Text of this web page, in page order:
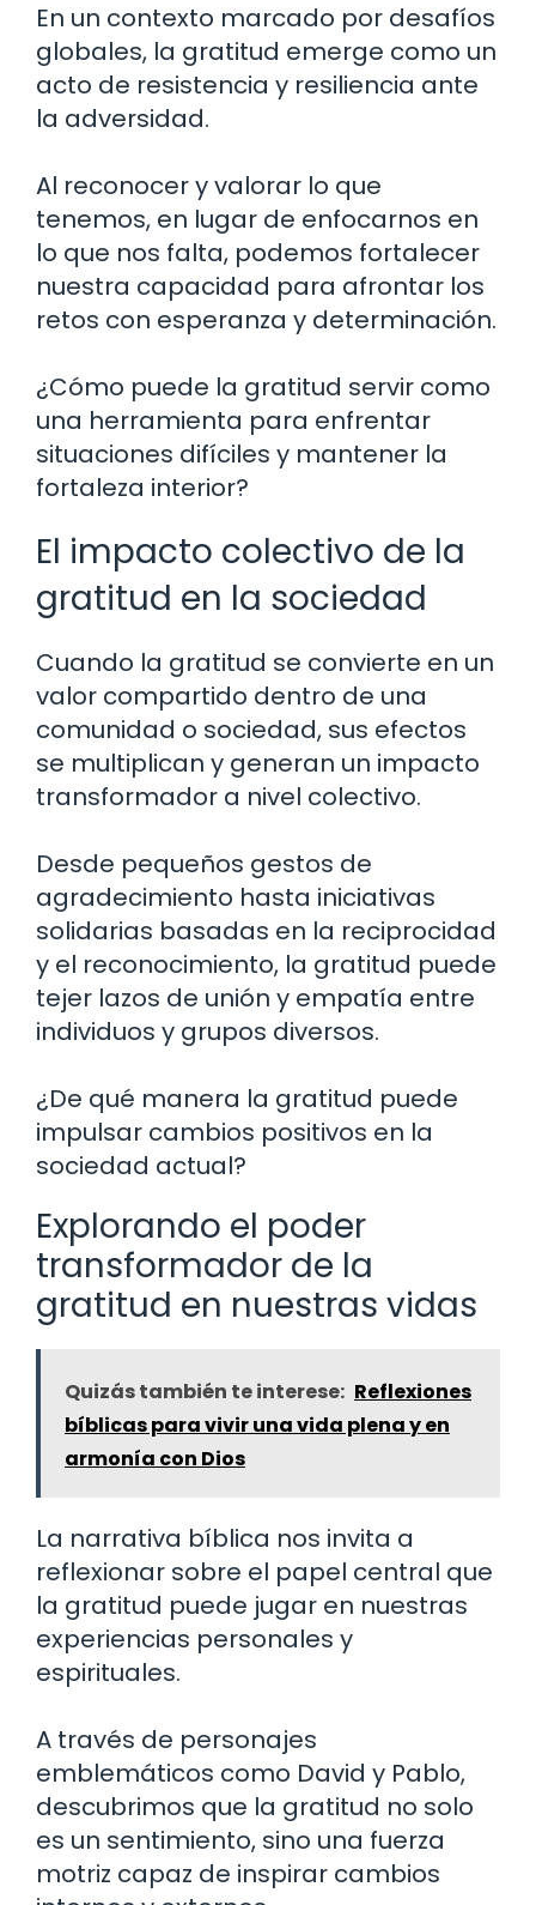
En un contexto marcado por desafíos
globales, la gratitud emerge como un
acto de resistencia y resiliencia ante
la adversidad.
Al reconocer y valorar lo que
tenemos, en lugar de enfocarnos en
lo que nos falta, podemos fortalecer
nuestra capacidad para afrontar los
retos con esperanza y determinación.
¿Cómo puede la gratitud servir como
una herramienta para enfrentar
situaciones difíciles y mantener la
fortaleza interior?
El impacto colectivo de la
gratitud en la sociedad
Cuando la gratitud se convierte en un
valor compartido dentro de una
comunidad o sociedad, sus efectos
se multiplican y generan un impacto
transformador a nivel colectivo.
Desde pequeños gestos de
agradecimiento hasta iniciativas
solidarias basadas en la reciprocidad
y el reconocimiento, la gratitud puede
tejer lazos de unión y empatía entre
individuos y grupos diversos.
¿De qué manera la gratitud puede
impulsar cambios positivos en la
sociedad actual?
Explorando el poder
transformador de la
gratitud en nuestras vidas
Quizás también te interese: Reflexiones
bíblicas para vivir una vida plena y en
armonía con Dios
La narrativa bíblica nos invita a
reflexionar sobre el papel central que
la gratitud puede jugar en nuestras
experiencias personales y
espirituales.
A través de personajes
emblemáticos como David y Pablo,
descubrimos que la gratitud no solo
es un sentimiento, sino una fuerza
motriz capaz de inspirar cambios